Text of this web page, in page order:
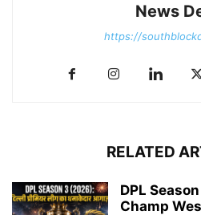
News
https://
RELATED
DPL
Champ